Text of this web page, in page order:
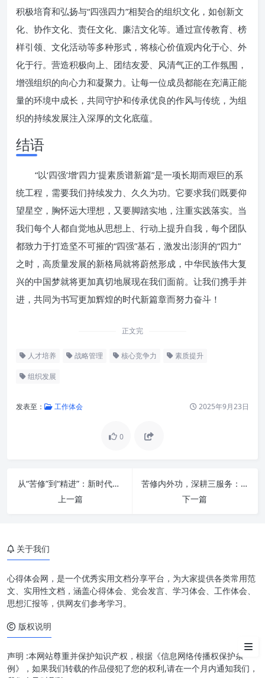
积极培育和弘扬与“四强四力”相契合的组织文化，如创新文
化、协作文化、责任文化、廉洁文化等。通过宣传教育、榜
样引领、文化活动等多种形式，将核心价值观内化于心、外
化于行。营造积极向上、团结友爱、风清气正的工作氛围，
增强组织的向心力和凝聚力。让每一位成员都能在充满正能
量的环境中成长，共同守护和传承优良的作风与传统，为组
织的持续发展注入深厚的文化底蕴。
结语
“以‘四强’增‘四力’提素质谱新篇”是一项长期而艰巨的系
统工程，需要我们持续发力、久久为功。它要求我们既要仰
望星空，胸怀远大理想，又要脚踏实地，注重实践落实。当
我们每个人都自觉地从思想上、行动上提升自我，每个团队
都致力于打造坚不可摧的“四强”基石，激发出澎湃的“四力”
之时，高质量发展的新格局就将蔚然形成，中华民族伟大复
兴的中国梦就将更加真切地展现在我们面前。让我们携手并
进，共同为书写更加辉煌的时代新篇章而努力奋斗！
正文完
人才培养 战略管理 核心竞争力 素质提升
组织发展
发表至： 工作体会 2025年9月23日
0
从“苦修”到“精进”：新时代办公室工作的内外兼修与“三服务”之道
上一篇
苦修内外功，深耕三服务：新时代办公室工作的卓越之路
下一篇
深刻理解“四强”的内涵与基石
的宏伟蓝图
实践路径：将“四强四力”落到实
关于我们
心得体会网，是一个优秀实用文档分享平台，为大家提供各类常用范
文、实用性文档，涵盖心得体会、党会发言、学习体会、工作体会、
思想汇报等，供网友们参考学习。
版权说明
声明 :本网站尊重并保护知识产权，根据《信息网络传播权保护条
例》，如果我们转载的作品侵犯了您的权利,请在一个月内通知我们，